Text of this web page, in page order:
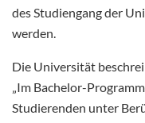
des Studiengang der
werden.
Die Universität
„Im Bachelor-
Studierenden unter